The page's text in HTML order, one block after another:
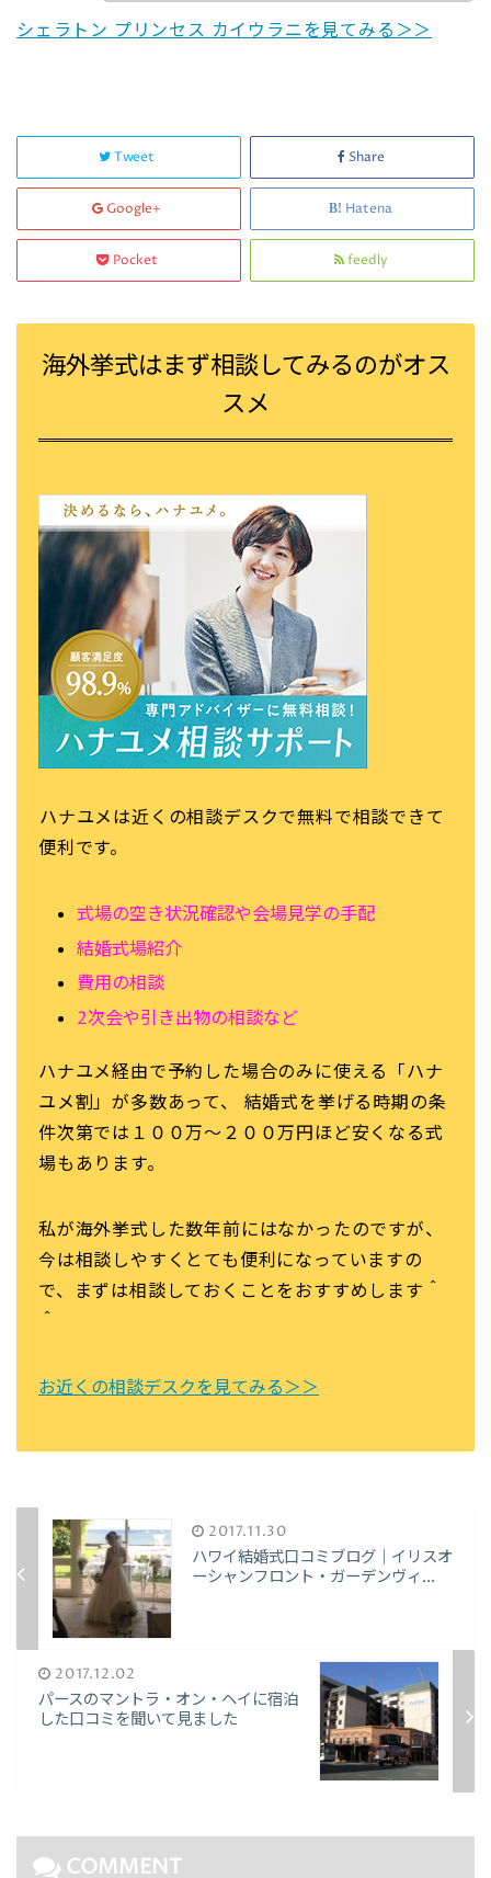
シェラトン プリンセス カイウラニを見てみる＞＞
Tweet Share
Google+ Hatena
Pocket feedly
海外挙式はまず相談してみるのがオス
スメ
ハナユメは近くの相談デスクで無料で相談できて
便利です。
式場の空き状況確認や会場見学の手配
結婚式場紹介
費用の相談
2次会や引き出物の相談など
ハナユメ経由で予約した場合のみに使える「ハナ
ユメ割」が多数あって、 結婚式を挙げる時期の条
件次第では１００万～２００万円ほど安くなる式
場もあります。
私が海外挙式した数年前にはなかったのですが、
今は相談しやすくとても便利になっていますの
で、まずは相談しておくことをおすすめします＾
＾
お近くの相談デスクを見てみる＞＞
2017.11.30
ハワイ結婚式口コミブログ｜イリスオ
ーシャンフロント・ガーデンヴィ...
2017.12.02
パースのマントラ・オン・ヘイに宿泊
した口コミを聞いて見ました
COMMENT